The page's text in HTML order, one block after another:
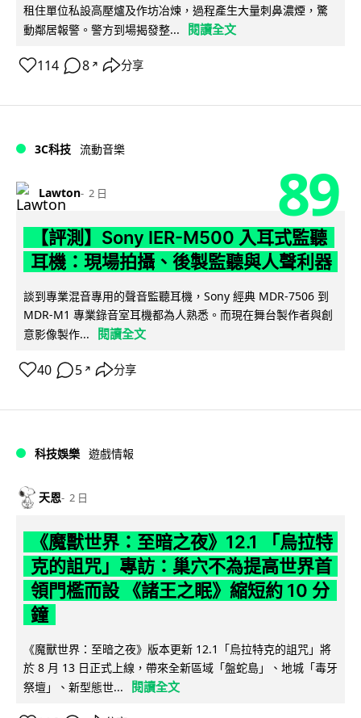
租住單位私設高壓爐及作坊冶煉，過程產生大量刺鼻濃煙，驚
動鄰居報警。警方到場揭發整...
閱讀全文
114 8 ↗ 分享
3C科技 流動音樂
Lawton 2 日 89
【評測】Sony IER-M500 入耳式監聽
耳機：現場拍攝、後製監聽與人聲利器
談到專業混音專用的聲音監聽耳機，Sony 經典 MDR-7506 到
MDR-M1 專業錄音室耳機都為人熟悉。而現在舞台製作者與創
意影像製作...
閱讀全文
40 5 ↗ 分享
科技娛樂 遊戲情報
天恩 2 日
《魔獸世界：至暗之夜》12.1 「烏拉特
克的詛咒」專訪：巢穴不為提高世界首
領門檻而設 《諸王之眠》縮短約 10 分
鐘
《魔獸世界：至暗之夜》版本更新 12.1「烏拉特克的詛咒」將
於 8 月 13 日正式上線，帶來全新區域「盤蛇島」、地城「毒牙
祭壇」、新型態世...
閱讀全文